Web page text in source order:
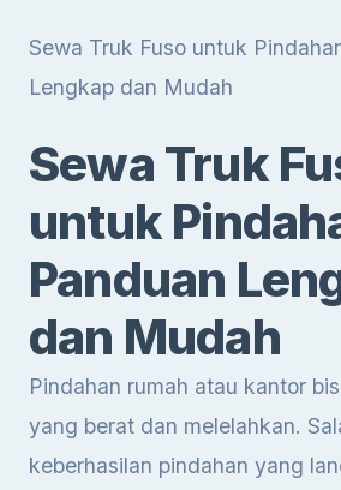
Sewa Truk Fuso untuk
Lengkap dan Mudah
Sewa Truk
untuk
Panduan
dan Mudah
Pindahan rumah atau kantor
yang berat dan melelahkan.
keberhasilan pindahan yang